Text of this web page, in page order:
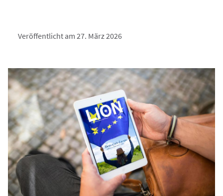
Veröffentlicht am 27. März 2026